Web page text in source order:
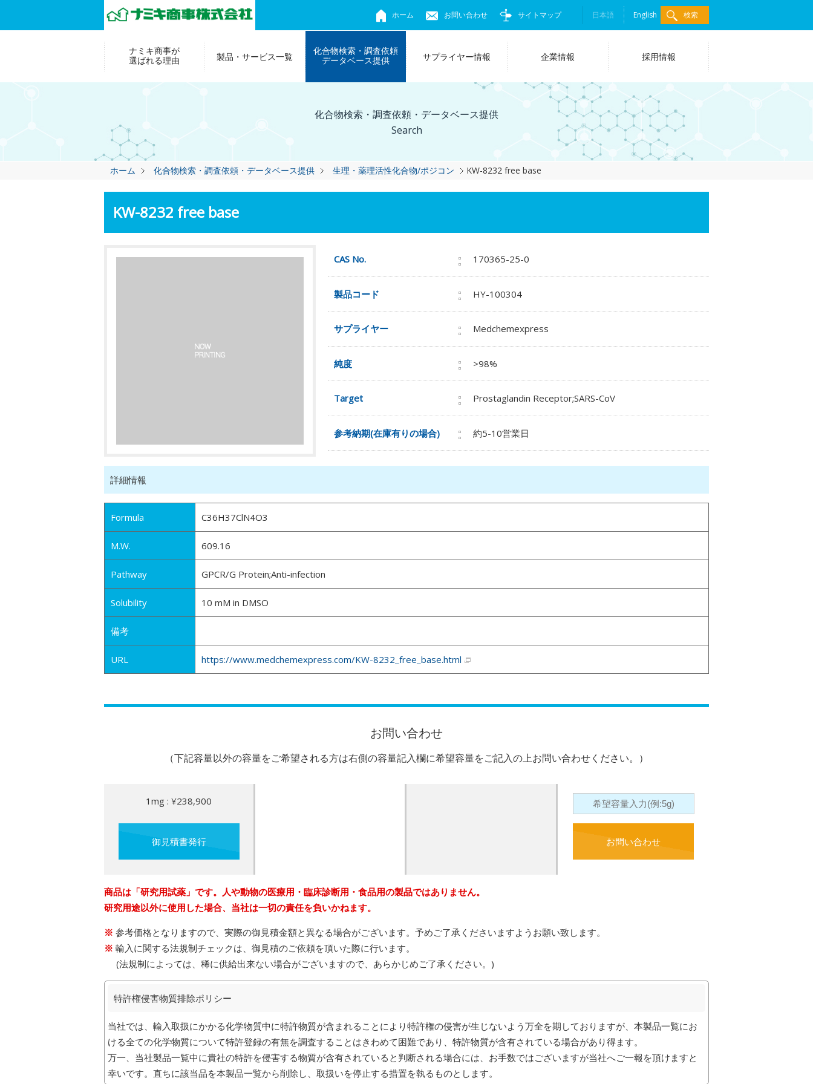
ホーム お問い合わせ サイトマップ 日本語 English 検索
ナミキ商事が
選ばれる理由
製品・サービス一覧
化合物検索・調査依頼
データベース提供
サプライヤー情報 企業情報 採用情報
化合物検索・調査依頼・データベース提供
Search
ホーム 化合物検索・調査依頼・データベース提供 生理・薬理活性化合物/ポジコン KW-8232 free base
KW-8232 free base
CAS No. 170365-25-0
製品コード HY-100304
サプライヤー Medchemexpress
純度 >98%
Target Prostaglandin Receptor;SARS-CoV
参考納期(在庫有りの場合) 約5-10営業日
詳細情報
Formula C36H37ClN4O3
M.W. 609.16
Pathway GPCR/G Protein;Anti-infection
Solubility 10 mM in DMSO
備考
URL https://www.medchemexpress.com/KW-8232_free_base.html
お問い合わせ
（下記容量以外の容量をご希望される方は右側の容量記入欄に希望容量をご記入の上お問い合わせください。）
1mg : ¥238,900
御見積書発行 お問い合わせ
商品は「研究用試薬」です。人や動物の医療用・臨床診断用・食品用の製品ではありません。
研究用途以外に使用した場合、当社は一切の責任を負いかねます。
参考価格となりますので、実際の御見積金額と異なる場合がございます。予めご了承くださいますようお願い致します。
輸入に関する法規制チェックは、御見積のご依頼を頂いた際に行います。
(法規制によっては、稀に供給出来ない場合がございますので、あらかじめご了承ください。)
特許権侵害物質排除ポリシー
当社では、輸入取扱にかかる化学物質中に特許物質が含まれることにより特許権の侵害が生じないよう万全を期しておりますが、本製品一覧にお
ける全ての化学物質について特許登録の有無を調査することはきわめて困難であり、特許物質が含有されている場合があり得ます。
万一、当社製品一覧中に貴社の特許を侵害する物質が含有されていると判断される場合には、お手数ではございますが当社へご一報を頂けますと
幸いです。直ちに該当品を本製品一覧から削除し、取扱いを停止する措置を執るものとします。